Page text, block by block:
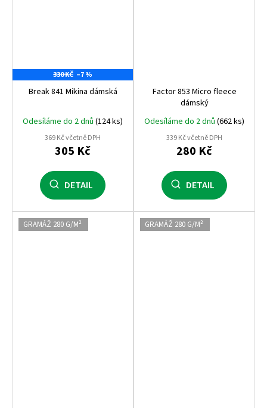
330 KČ –7 %
Break 841 Mikina dámská
Odesíláme do 2 dnů (124 ks)
369 Kč včetně DPH
305 Kč
DETAIL
Factor 853 Micro fleece
dámský
Odesíláme do 2 dnů (662 ks)
339 Kč včetně DPH
280 Kč
DETAIL
GRAMÁŽ 280 G/M² GRAMÁŽ 280 G/M²